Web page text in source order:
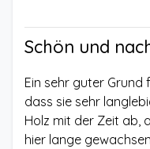
Schön und
Ein sehr guter Grund
dass sie sehr
Holz mit der Zeit ab,
hier lange